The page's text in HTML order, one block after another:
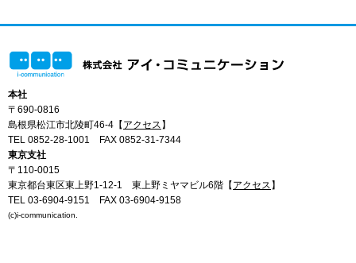
本社
〒690-0816
島根県松江市北陵町46-4【 アクセス 】
TEL 0852-28-1001
FAX 0852-31-7344
東京支社
〒110-0015
東京都台東区東上野1-12-1 東上野ミヤマビル6階【 アクセス 】
TEL 03-6904-9151
FAX 03-6904-9158
(c)i-communication.